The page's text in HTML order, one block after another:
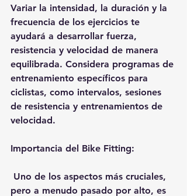
Variar la intensidad, la duración y la
frecuencia de los ejercicios te
ayudará a desarrollar fuerza,
resistencia y velocidad de manera
equilibrada. Considera programas de
entrenamiento específicos para
ciclistas, como intervalos, sesiones
de resistencia y entrenamientos de
velocidad.
Importancia del Bike Fitting:
Uno de los aspectos más cruciales,
pero a menudo pasado por alto, es